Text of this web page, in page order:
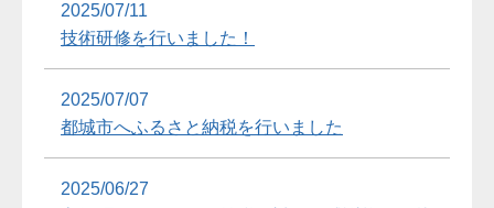
2025/07/11
技術研修を行いました！
2025/07/07
都城市へふるさと納税を行いました
2025/06/27